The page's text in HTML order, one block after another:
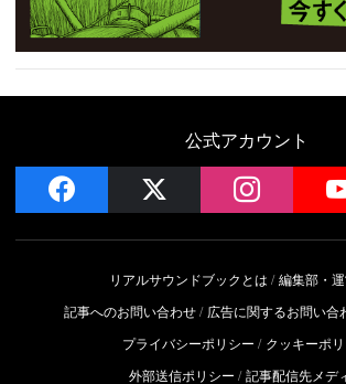
公式アカウント
facebook
リアルサウンドブックとは
編集部・
記事へのお問い合わせ
広告に関するお問い合
プライバシーポリシー
クッキーポ
外部送信ポリシー
記事配信先メデ